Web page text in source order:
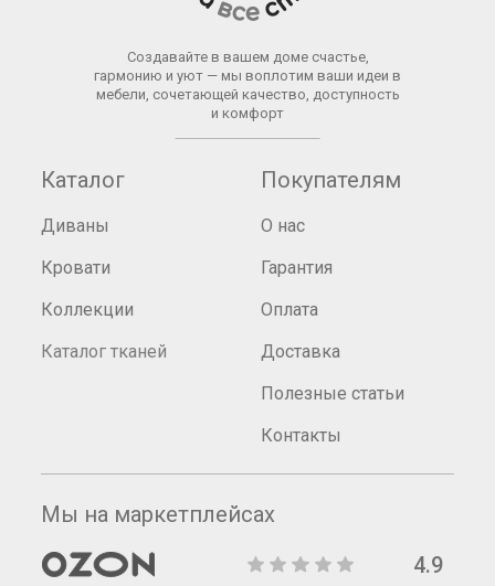
Создавайте в вашем доме счастье,
гармонию и уют — мы воплотим ваши идеи в
мебели, сочетающей качество, доступность
и комфорт
Каталог
Диваны
Кровати
Коллекции
Каталог тканей
Покупателям
О нас
Гарантия
Оплата
Доставка
Полезные статьи
Контакты
Мы на маркетплейсах
4.9